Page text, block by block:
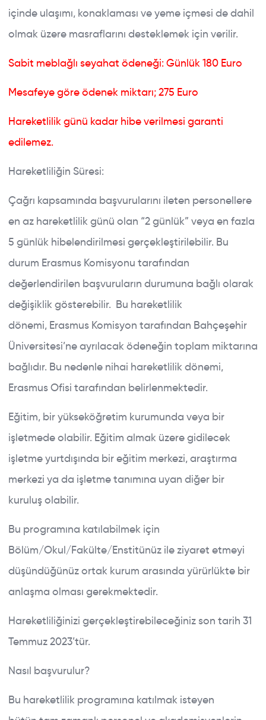
içinde ulaşımı, konaklaması ve yeme içmesi de dahil
olmak üzere masraflarını desteklemek için verilir.
Sabit meblağlı seyahat ödeneği: Günlük 180 Euro
Mesafeye göre ödenek miktarı; 275 Euro
Hareketlilik günü kadar hibe verilmesi garanti
edilemez.
Hareketliliğin Süresi:
Çağrı kapsamında başvurularını ileten personellere
en az hareketlilik günü olan “2 günlük” veya en fazla
5 günlük hibelendirilmesi gerçekleştirilebilir. Bu
durum Erasmus Komisyonu tarafından
değerlendirilen başvuruların durumuna bağlı olarak
değişiklik gösterebilir. Bu hareketlilik
dönemi, Erasmus Komisyon tarafından Bahçeşehir
Üniversitesi’ne ayrılacak ödeneğin toplam miktarına
bağlıdır. Bu nedenle nihai hareketlilik dönemi,
Erasmus Ofisi tarafından belirlenmektedir.
Eğitim, bir yükseköğretim kurumunda veya bir
işletmede olabilir. Eğitim almak üzere gidilecek
işletme yurtdışında bir eğitim merkezi, araştırma
merkezi ya da işletme tanımına uyan diğer bir
kuruluş olabilir.
Bu programına katılabilmek için
Bölüm/Okul/Fakülte/Enstitünüz ile ziyaret etmeyi
düşündüğünüz ortak kurum arasında yürürlükte bir
anlaşma olması gerekmektedir.
Hareketliliğinizi gerçekleştirebileceğiniz son tarih 31
Temmuz 2023’tür.
Nasıl başvurulur?
Bu hareketlilik programına katılmak isteyen